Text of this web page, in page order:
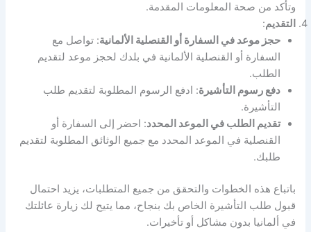
وتأكد من صحة المعلومات المقدمة.
التقديم:
حجز موعد في السفارة أو القنصلية الألمانية: تواصل مع
السفارة أو القنصلية الألمانية في بلدك لحجز موعد لتقديم
الطلب.
دفع رسوم التأشيرة: ادفع الرسوم المطلوبة لتقديم طلب
التأشيرة.
تقديم الطلب في الموعد المحدد: احضر إلى السفارة أو
القنصلية في الموعد المحدد مع جميع الوثائق المطلوبة لتقديم
طلبك.
باتباع هذه الخطوات والتحقق من جميع المتطلبات، يزيد احتمال
قبول طلب التأشيرة الخاص بك بنجاح، مما يتيح لك زيارة عائلتك
في ألمانيا بدون مشاكل أو تأخيرات.